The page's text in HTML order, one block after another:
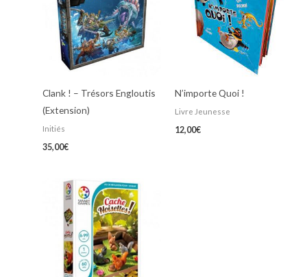
Clank ! – Trésors Engloutis
(Extension)
Initiés
35,00€
N’importe Quoi !
Livre Jeunesse
12,00€